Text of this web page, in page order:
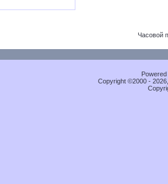
Часовой
Copyright ©2000 -